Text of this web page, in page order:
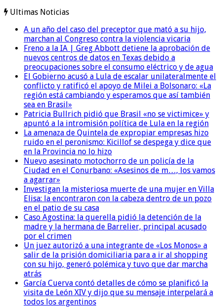
Ultimas Noticias
A un año del caso del preceptor que mató a su hijo,
marchan al Congreso contra la violencia vicaria
Freno a la IA | Greg Abbott detiene la aprobación de
nuevos centros de datos en Texas debido a
preocupaciones sobre el consumo eléctrico y de agua
El Gobierno acusó a Lula de escalar unilateralmente el
conflicto y ratificó el apoyo de Milei a Bolsonaro: «La
región está cambiando y esperamos que así también
sea en Brasil»
Patricia Bullrich pidió que Brasil «no se victimice» y
apuntó a la intromisión política de Lula en la región
La amenaza de Quintela de expropiar empresas hizo
ruido en el peronismo: Kicillof se despega y dice que
en la Provincia no lo hizo
Nuevo asesinato motochorro de un policía de la
Ciudad en el Conurbano: «Asesinos de m…, los vamos
a agarrar»
Investigan la misteriosa muerte de una mujer en Villa
Elisa: la encontraron con la cabeza dentro de un pozo
en el patio de su casa
Caso Agostina: la querella pidió la detención de la
madre y la hermana de Barrelier, principal acusado
por el crimen
Un juez autorizó a una integrante de «Los Monos» a
salir de la prisión domiciliaria para a ir al shopping
con su hijo, generó polémica y tuvo que dar marcha
atrás
García Cuerva contó detalles de cómo se planificó la
visita de León XIV y dijo que su mensaje interpelará a
todos los argentinos